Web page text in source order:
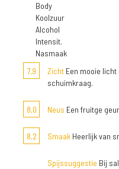
Body
Koolzuur
Alcohol
Intensit.
Nasmaak
7,9
Zicht Een mooie
schuimkraag.
8,0 Neus Een fruitge geur
8,2 Smaak Heerlijk van
Spijssuggestie Bij